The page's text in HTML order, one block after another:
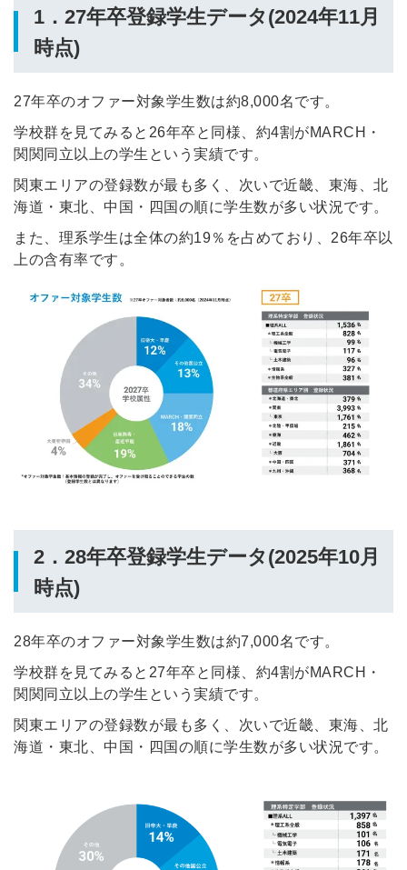
1．27年卒登録学生データ(2024年11月
時点)
27年卒のオファー対象学生数は約8,000名です。
学校群を見てみると26年卒と同様、約4割がMARCH・
関関同立以上の学生という実績です。
関東エリアの登録数が最も多く、次いで近畿、東海、北
海道・東北、中国・四国の順に学生数が多い状況です。
また、理系学生は全体の約19％を占めており、26年卒以
上の含有率です。
2．28年卒登録学生データ(2025年10月
時点)
28年卒のオファー対象学生数は約7,000名です。
学校群を見てみると27年卒と同様、約4割がMARCH・
関関同立以上の学生という実績です。
関東エリアの登録数が最も多く、次いで近畿、東海、北
海道・東北、中国・四国の順に学生数が多い状況です。